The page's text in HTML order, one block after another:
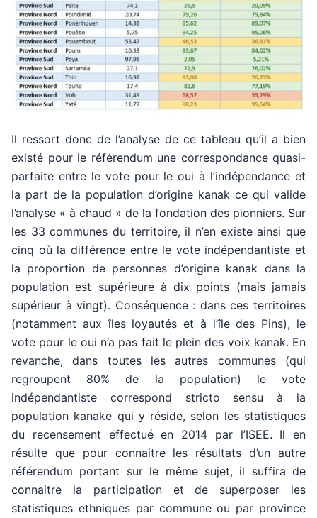
Il ressort donc de l’analyse de ce tableau qu’il a bien
existé pour le référendum une correspondance quasi-
parfaite entre le vote pour le oui à l’indépendance et
la part de la population d’origine kanak ce qui valide
l’analyse « à chaud » de la fondation des pionniers. Sur
les 33 communes du territoire, il n’en existe ainsi que
cinq où la différence entre le vote indépendantiste et
la proportion de personnes d’origine kanak dans la
population est supérieure à dix points (mais jamais
supérieur à vingt). Conséquence : dans ces territoires
(notamment aux îles loyautés et à l’île des Pins), le
vote pour le oui n’a pas fait le plein des voix kanak. En
revanche, dans toutes les autres communes (qui
regroupent 80% de la population) le vote
indépendantiste correspond stricto sensu à la
population kanake qui y réside, selon les statistiques
du recensement effectué en 2014 par l’ISEE. Il en
résulte que pour connaitre les résultats d’un autre
référendum portant sur le même sujet, il suffira de
connaitre la participation et de superposer les
statistiques ethniques par commune ou par province